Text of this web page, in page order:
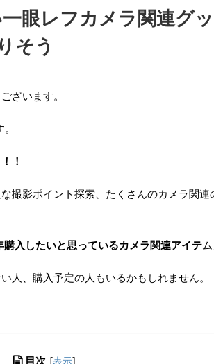
眼レフカメラ関連グ
そう
ざいます。
！
撮影ポイント探索、たくさんのカメラ関連
購入したいと思っているカメラ関連アイテ
人、購入予定の人もいるかもしれません。
目次 [表示]